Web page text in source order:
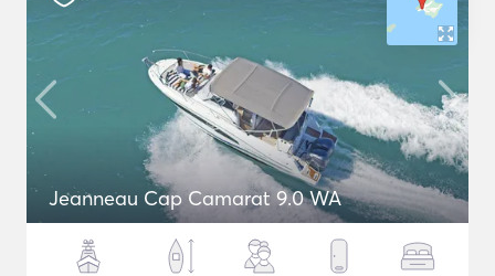
Jeanneau Cap Camarat 9.0 WA